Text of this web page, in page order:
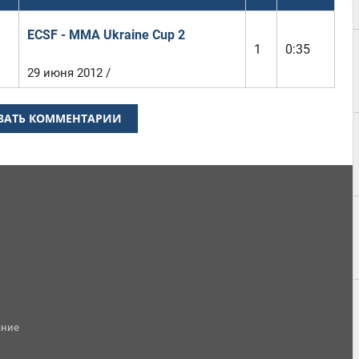
ECSF - MMA Ukraine Cup 2
1
0:35
29 июня 2012 /
КОММЕНТАРИИ